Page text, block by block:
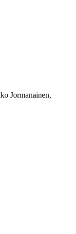
Jormanainen,